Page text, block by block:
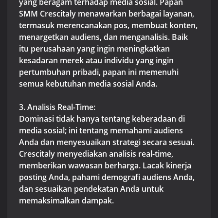
SMM Crescitaly menawarkan berbagai layanan,
termasuk merencanakan pos, membuat konten,
menargetkan audiens, dan menganalisis. Baik
itu perusahaan yang ingin meningkatkan
kesadaran merek atau individu yang ingin
pertumbuhan pribadi, papan ini memenuhi
semua kebutuhan media sosial Anda.
3. Analisis Real-Time:
Dominasi tidak hanya tentang keberadaan di
media sosial; ini tentang memahami audiens
Anda dan menyesuaikan strategi secara sesuai.
Crescitaly menyediakan analisis real-time,
memberikan wawasan berharga. Lacak kinerja
posting Anda, pahami demografi audiens Anda,
dan sesuaikan pendekatan Anda untuk
memaksimalkan dampak.